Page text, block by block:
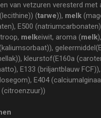
van vetzuren veresterd met
(tarwe)), melk
E500
melkeiwit, aroma (melk
kleurstof(E160a
E133 (briljantblauw
E404